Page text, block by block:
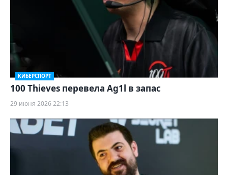
КИБЕРСПОРТ
100 Thieves перевела Ag1l в запас
29 июня 2026 22:13